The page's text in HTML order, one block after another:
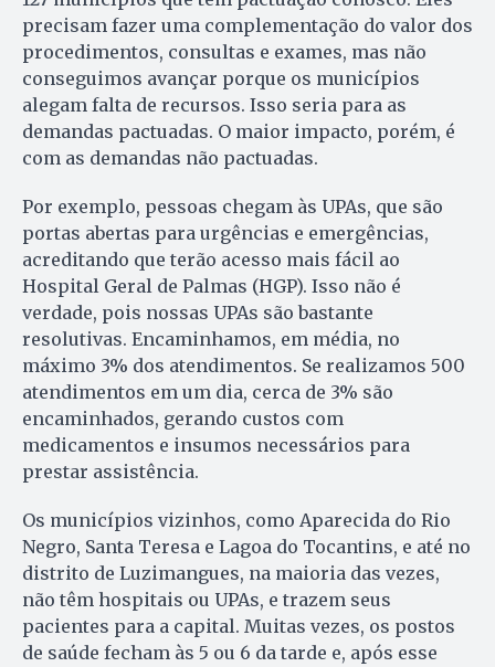
precisam fazer uma complementação do valor dos
procedimentos, consultas e exames, mas não
conseguimos avançar porque os municípios
alegam falta de recursos. Isso seria para as
demandas pactuadas. O maior impacto, porém, é
com as demandas não pactuadas.
Por exemplo, pessoas chegam às UPAs, que são
portas abertas para urgências e emergências,
acreditando que terão acesso mais fácil ao
Hospital Geral de Palmas (HGP). Isso não é
verdade, pois nossas UPAs são bastante
resolutivas. Encaminhamos, em média, no
máximo 3% dos atendimentos. Se realizamos 500
atendimentos em um dia, cerca de 3% são
encaminhados, gerando custos com
medicamentos e insumos necessários para
prestar assistência.
Os municípios vizinhos, como Aparecida do Rio
Negro, Santa Teresa e Lagoa do Tocantins, e até no
distrito de Luzimangues, na maioria das vezes,
não têm hospitais ou UPAs, e trazem seus
pacientes para a capital. Muitas vezes, os postos
de saúde fecham às 5 ou 6 da tarde e, após esse